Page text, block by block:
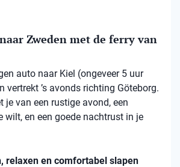
Zweden met de ferry van
auto naar Kiel (ongeveer 5 uur
vertrekt ’s avonds richting Göteborg.
je van een rustige avond, een
wilt, en een goede nachtrust in je
relaxen en comfortabel slapen